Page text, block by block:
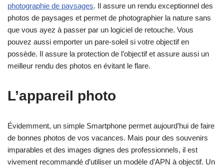
photographie de paysages. Il assure un rendu exceptionnel des
photos de paysages et permet de photographier la nature sans
que vous ayez à passer par un logiciel de retouche. Vous
pouvez aussi emporter un pare-soleil si votre objectif en
possède. Il assure la protection de l’objectif et assure aussi un
meilleur rendu des photos en évitant le flare.
L’appareil photo
Évidemment, un simple Smartphone permet aujourd’hui de faire
de bonnes photos de vos vacances. Mais pour des souvenirs
imparables et des images dignes des professionnels, il est
vivement recommandé d’utiliser un modèle d’APN à objectif. Un